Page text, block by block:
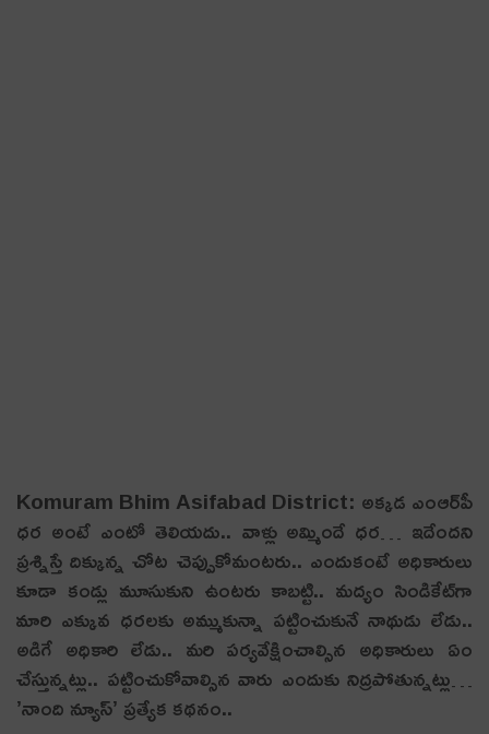
Komuram Bhim Asifabad District: అక్క‌డ ఎంఆర్‌పీ
ధ‌ర అంటే ఎంటో తెలియ‌దు.. వాళ్లు అమ్మిందే ధ‌ర‌… ఇదేంద‌ని
ప్ర‌శ్నిస్తే దిక్కున్న చోట చెప్పుకోమంటరు.. ఎందుకంటే అధికారులు
కూడా కండ్లు మూసుకుని ఉంట‌రు కాబ‌ట్టి.. మ‌ద్యం సిండికేట్‌గా
మారి ఎక్కువ ధ‌ర‌ల‌కు అమ్ముకున్నా ప‌ట్టించుకునే నాథుడు లేడు..
అడిగే అధికారి లేడు.. మ‌రి ప‌ర్య‌వేక్షించాల్సిన అధికారులు ఏం
చేస్తున్న‌ట్లు.. ప‌ట్టించుకోవాల్సిన వారు ఎందుకు నిద్ర‌పోతున్న‌ట్లు…
’నాంది న్యూస్’ ప్ర‌త్యేక క‌థ‌నం..